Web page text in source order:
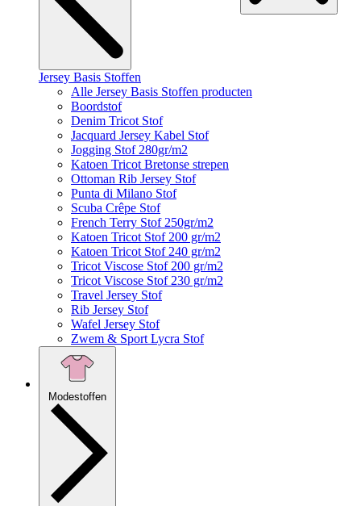
Jersey Basis Stoffen
Alle Jersey Basis Stoffen producten
Boordstof
Denim Tricot Stof
Jacquard Jersey Kabel Stof
Jogging Stof 280gr/m2
Katoen Tricot Bretonse strepen
Ottoman Rib Jersey Stof
Punta di Milano Stof
Scuba Crêpe Stof
French Terry Stof 250gr/m2
Katoen Tricot Stof 200 gr/m2
Katoen Tricot Stof 240 gr/m2
Tricot Viscose Stof 200 gr/m2
Tricot Viscose Stof 230 gr/m2
Travel Jersey Stof
Rib Jersey Stof
Wafel Jersey Stof
Zwem & Sport Lycra Stof
Modestoffen